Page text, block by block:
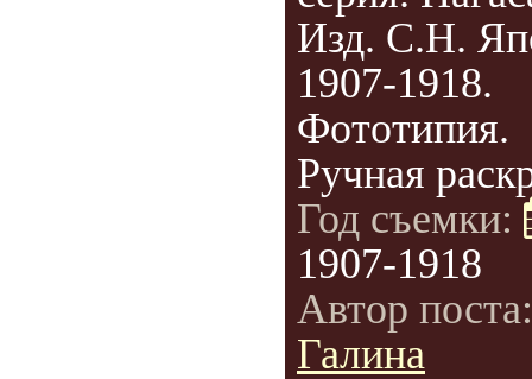
Изд. С.Н.
1907-1918.
Фототипия.
Ручная
Год съемки:
1907-1918
Автор
Галина